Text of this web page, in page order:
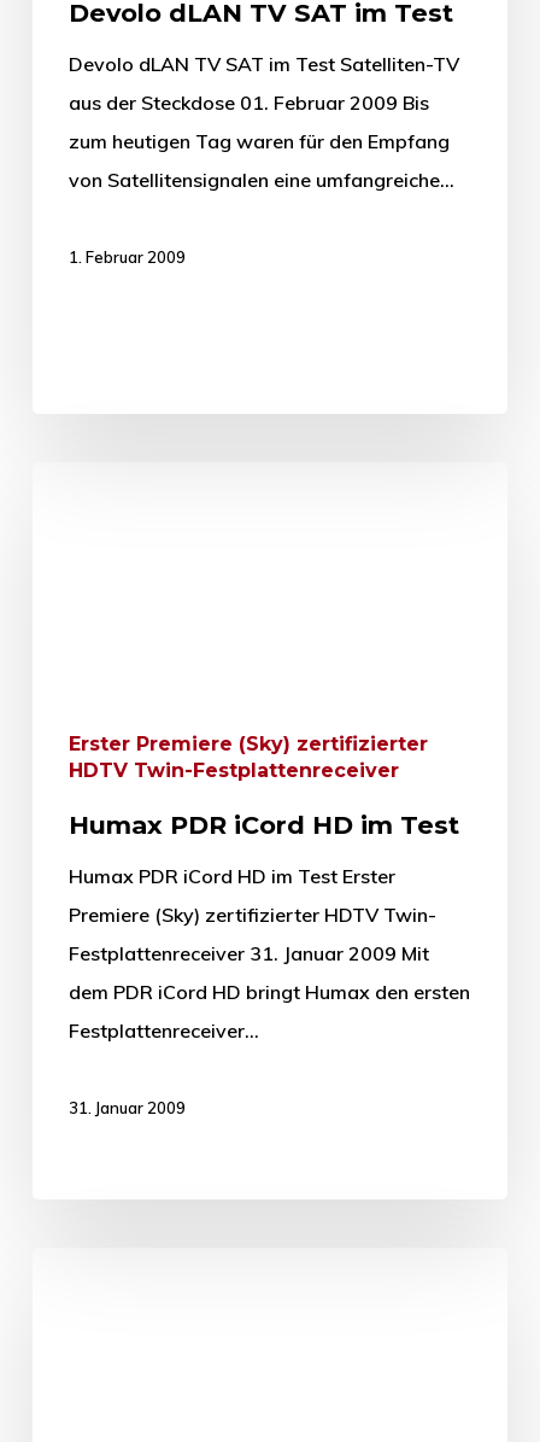
Devolo dLAN TV SAT im Test
Devolo dLAN TV SAT im Test Satelliten-TV
aus der Steckdose 01. Februar 2009 Bis
zum heutigen Tag waren für den Empfang
von Satellitensignalen eine umfangreiche…
1. Februar 2009
Erster Premiere (Sky) zertifizierter
HDTV Twin-Festplattenreceiver
Humax PDR iCord HD im Test
Humax PDR iCord HD im Test Erster
Premiere (Sky) zertifizierter HDTV Twin-
Festplattenreceiver 31. Januar 2009 Mit
dem PDR iCord HD bringt Humax den ersten
Festplattenreceiver…
31. Januar 2009